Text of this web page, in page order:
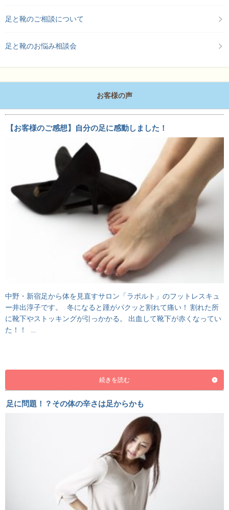
足と靴のご相談について
足と靴のお悩み相談会
お客様の声
【お客様のご感想】自分の足に感動しました！
中野・新宿足から体を見直すサロン「ラポルト」のフットレスキュ
ー井出淳子です。 冬になると踵がパクッと割れて痛い！ 割れた所
に靴下やストッキングが引っかかる。 出血して靴下が赤くなってい
た！！ …
続きを読む
足に問題！？その体の辛さは足からかも